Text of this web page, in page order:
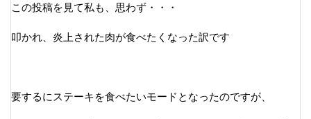
この投稿を見て私も、思わず・・・
叩かれ、炎上された肉が食べたくなった訳です
要するにステーキを食べたいモードとなったのですが、